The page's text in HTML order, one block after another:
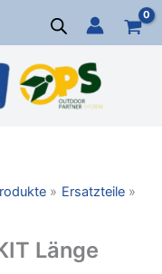
Ersatzteile
Länge